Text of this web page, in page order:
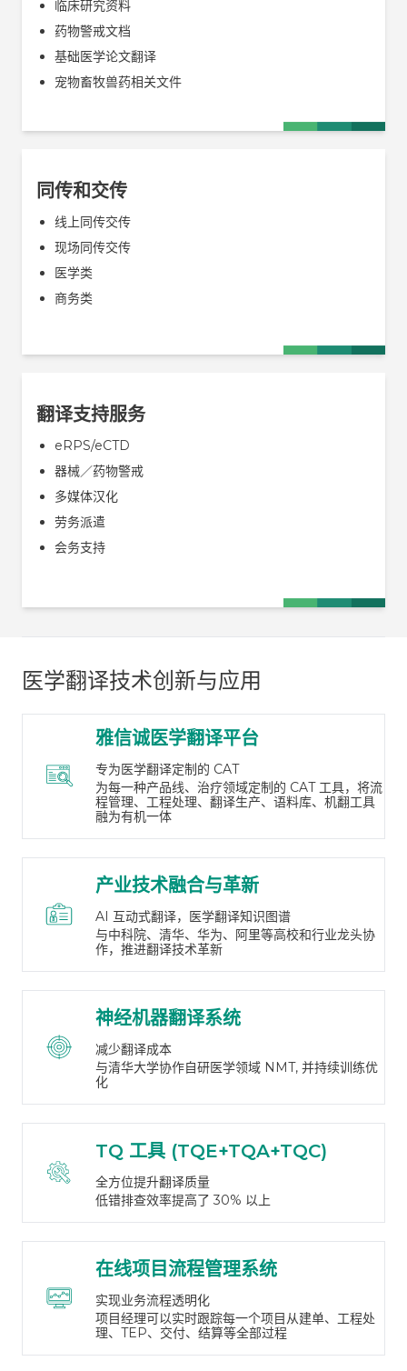
临床研究资料
药物警戒文档
基础医学论文翻译
宠物畜牧兽药相关文件
同传和交传
线上同传交传
现场同传交传
医学类
商务类
翻译支持服务
eRPS/eCTD
器械／药物警戒
多媒体汉化
劳务派遣
会务支持
医学翻译技术创新与应用
雅信诚医学翻译平台
专为医学翻译定制的 CAT
为每一种产品线、治疗领域定制的 CAT 工具，将流
程管理、工程处理、翻译生产、语料库、机翻工具
融为有机一体
产业技术融合与革新
AI 互动式翻译，医学翻译知识图谱
与中科院、清华、华为、阿里等高校和行业龙头协
作，推进翻译技术革新
神经机器翻译系统
减少翻译成本
与清华大学协作自研医学领域 NMT, 并持续训练优
化
TQ 工具 (TQE+TQA+TQC)
全方位提升翻译质量
低错排查效率提高了 30% 以上
在线项目流程管理系统
实现业务流程透明化
项目经理可以实时跟踪每一个项目从建单、工程处
理、TEP、交付、结算等全部过程